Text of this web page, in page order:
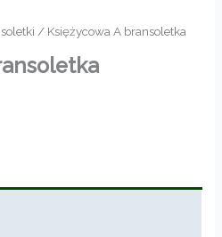
/ Księżycowa A bransoletka